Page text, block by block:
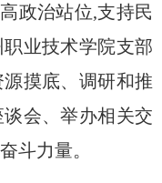
政治站位,支持民
业技术学院支部
摸底、调研和推
会、举办相关交
斗力量。